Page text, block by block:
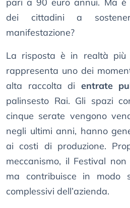
pari a 90 euro annui. Ma è
dei cittadini a
manifestazione?
La risposta è in realtà più
rappresenta uno dei
alta raccolta di entrate
palinsesto Rai. Gli spazi
cinque serate vengono
negli ultimi anni, hanno
ai costi di produzione.
meccanismo, il Festival non
ma contribuisce in modo
complessivi dell’azienda.